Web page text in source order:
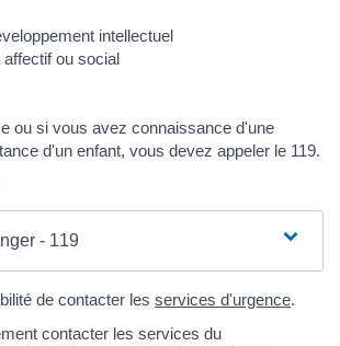
intellectuel
ou social
ou si vous avez connaissance d'une
d'un enfant, vous devez appeler le 119.
- 119
de contacter les services d'urgence.
contacter les services du